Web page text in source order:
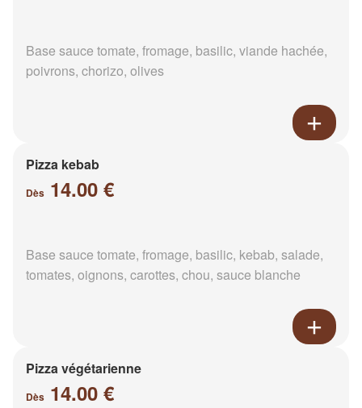
Base sauce tomate, fromage, basilic, viande hachée,
poivrons, chorizo, olives
Pizza kebab
Dès 14.00 €
Base sauce tomate, fromage, basilic, kebab, salade,
tomates, oignons, carottes, chou, sauce blanche
Pizza végétarienne
Dès 14.00 €